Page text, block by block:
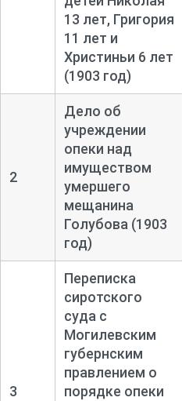
13 лет, Григория
11 лет и
Христиньи 6 лет
(1903 год)
2
Дело об
учреждении
опеки над
имуществом
умершего
мещанина
Голубова (1903
год)
3
Переписка
сиротского
суда с
Могилевским
губернским
правлением о
порядке опеки